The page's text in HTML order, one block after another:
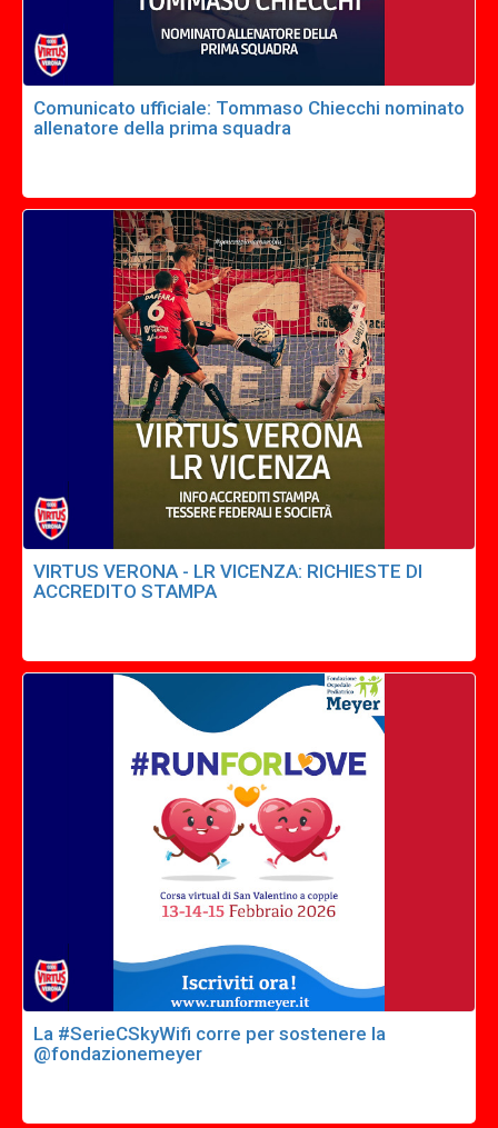
Comunicato ufficiale: Tommaso Chiecchi nominato
allenatore della prima squadra
VIRTUS VERONA - LR VICENZA: RICHIESTE DI
ACCREDITO STAMPA
La #SerieCSkyWifi corre per sostenere la
@fondazionemeyer